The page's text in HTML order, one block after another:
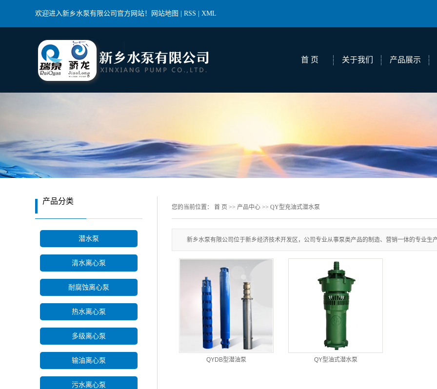
欢迎进入新乡水泵有限公司官方网站！ 网站地图 RSS XML
首 页 关于我们
企业架构
产品展示
热水离心泵
多级离心泵
渣浆泵
真空泵
产品分类
潜水泵
清水离心泵
耐腐蚀离心泵
热水离心泵
多级离心泵
输油离心泵
污水离心泵
您的当前位置： 首 页 >> 产品中心 >> QY型充油式潜水泵
新乡水泵有限公司位于新乡经济技术开发区，公司专业从事泵类产品的制造、营销一体的专业生
QYDB型潜油泵 QY型油式潜水泵